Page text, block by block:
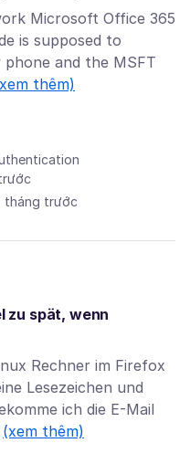
Microsoft Office 365
is supposed to
and the MSFT
thêm)
tháng trước
zu spät, wenn
Rechner im Firefox
Lesezeichen und
ich die E-Mail
(xem thêm)